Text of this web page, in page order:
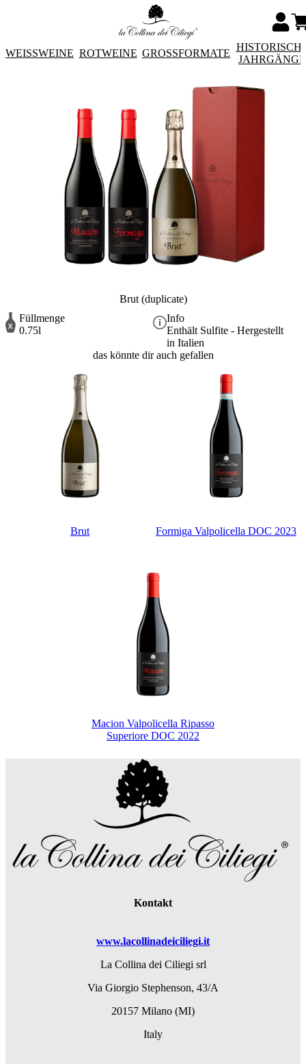
WEISSWEINE ROTWEINE GROSSFORMATE
JAHRGÄNGE
Brut (duplicate)
Füllmenge
0.75l
Info
Enthält Sulfite - Hergestellt
in Italien
das könnte dir auch gefallen
Brut Formiga Valpolicella DOC 2023
Macion Valpolicella Ripasso
Superiore DOC 2022
Kontakt
www.lacollinadeiciliegi.it
La Collina dei Ciliegi srl
Via Giorgio Stephenson, 43/A
20157 Milano (MI)
Italy